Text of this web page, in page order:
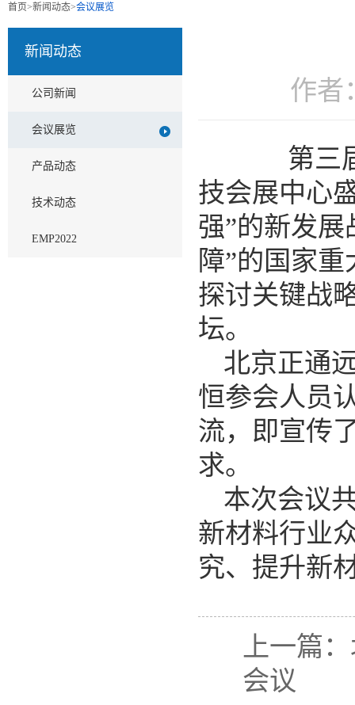
首页>新闻动态>会议展览
新闻动态
公司新闻
会议展览
产品动态
技术动态
EMP2022
作者
第三届
技会展中心
强”的新发展
障”的国家
探讨关键战
坛。
北京正通
恒参会人员
流，即宣传
求。
本次会议
新材料行业
究、提升新
上一篇
会议